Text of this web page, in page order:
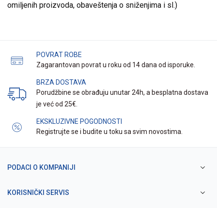
omiljenih proizvoda, obaveštenja o sniženjima i sl.)
POVRAT ROBE
Zagarantovan povrat u roku od 14 dana od isporuke.
BRZA DOSTAVA
Porudžbine se obrađuju unutar 24h, a besplatna dostava
je već od 25€.
EKSKLUZIVNE POGODNOSTI
Registrujte se i budite u toku sa svim novostima.
PODACI O KOMPANIJI
KORISNIČKI SERVIS